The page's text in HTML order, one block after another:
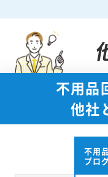
不用品
他社
不用
プロ